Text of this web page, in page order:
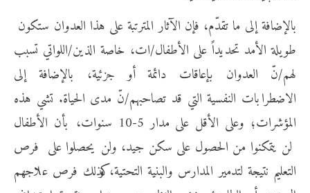
طويلة الأمد تحديداً على الأطفال/ات، خاصة الذين/اللواتي تسبب
لهم/نّ العدوان بإعاقات دائمة أو جزئية، بالإضافة إلى
الاضطرابات النفسية التي قد تصاحبهم/نّ مدى الحياة. تشي هذه
المؤشرات؛ وعلى الأقل على مدار 5-10 سنوات، بأن الأطفال
لن يتمكنوا من الحصول على سكن جيد، ولن يحصلوا على فرص
التعليم نتيجة لتدمير المدارس والبنية التحتية، وكذلك فرص علاجهم